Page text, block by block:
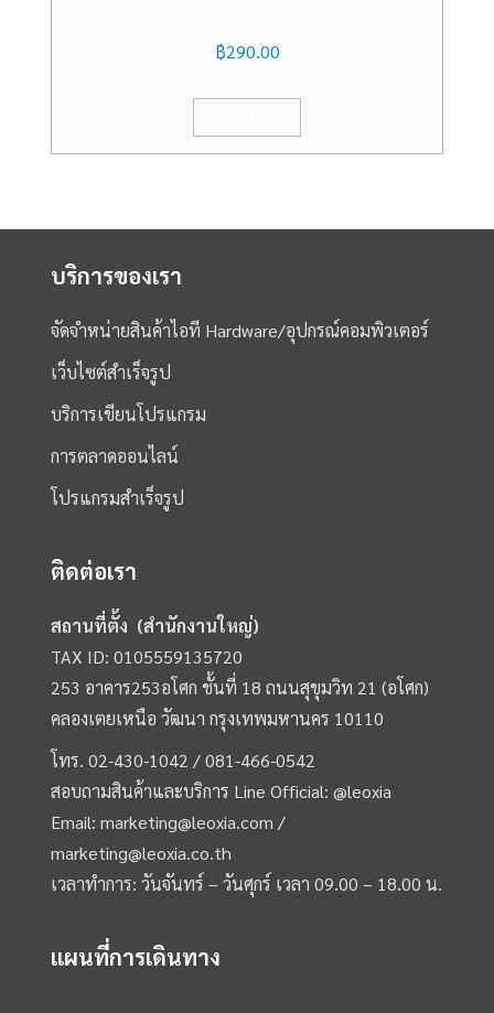
฿290.00
บริการของเรา
จัดจำหน่ายสินค้าไอที Hardware/อุปกรณ์คอมพิวเตอร์
เว็บไซต์สำเร็จรูป
บริการเขียนโปรแกรม
การตลาดออนไลน์
โปรแกรมสำเร็จรูป
ติดต่อเรา
สถานที่ตั้ง (สำนักงานใหญ่)
TAX ID: 0105559135720
253 อาคาร253อโศก ชั้นที่ 18 ถนนสุขุมวิท 21 (อโศก)
คลองเตยเหนือ วัฒนา กรุงเทพมหานคร 10110
โทร.02-430-1042 /081-466-0542
สอบถามสินค้าและบริการ Line Official:@leoxia
Email:marketing@leoxia.com /
marketing@leoxia.co.th
เวลาทำการ: วันจันทร์ – วันศุกร์ เวลา 09.00 – 18.00 น.
แผนที่การเดินทาง